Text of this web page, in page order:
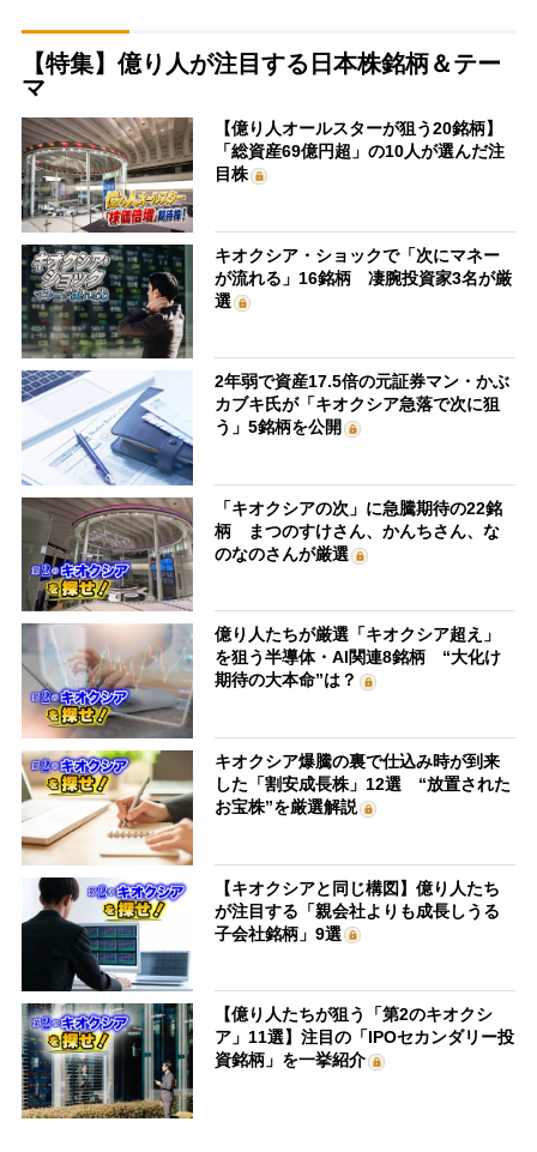
【特集】億り人が注目する日本株銘柄＆テー
マ
【億り人オールスターが狙う20銘柄】
「総資産69億円超」の10人が選んだ注
目株
キオクシア・ショックで「次にマネー
が流れる」16銘柄 凄腕投資家3名が厳
選
2年弱で資産17.5倍の元証券マン・かぶ
カブキ氏が「キオクシア急落で次に狙
う」5銘柄を公開
「キオクシアの次」に急騰期待の22銘
柄 まつのすけさん、かんちさん、な
のなのさんが厳選
億り人たちが厳選「キオクシア超え」
を狙う半導体・AI関連8銘柄 “大化け
期待の大本命”は？
キオクシア爆騰の裏で仕込み時が到来
した「割安成長株」12選 “放置された
お宝株”を厳選解説
【キオクシアと同じ構図】億り人たち
が注目する「親会社よりも成長しうる
子会社銘柄」9選
【億り人たちが狙う「第2のキオクシ
ア」11選】注目の「IPOセカンダリー投
資銘柄」を一挙紹介